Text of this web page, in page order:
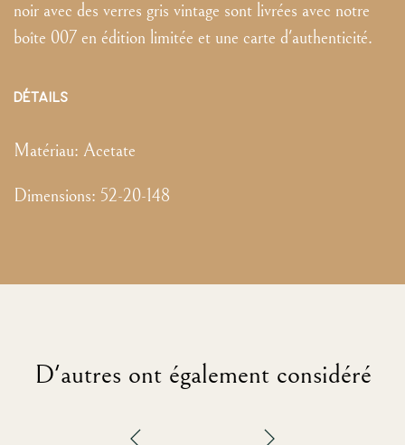
noir avec des verres gris vintage sont livrées avec notre
boîte 007 en édition limitée et une carte d'authenticité.
DÉTAILS
Matériau: Acetate
Dimensions: 52-20-148
D'autres ont également considéré